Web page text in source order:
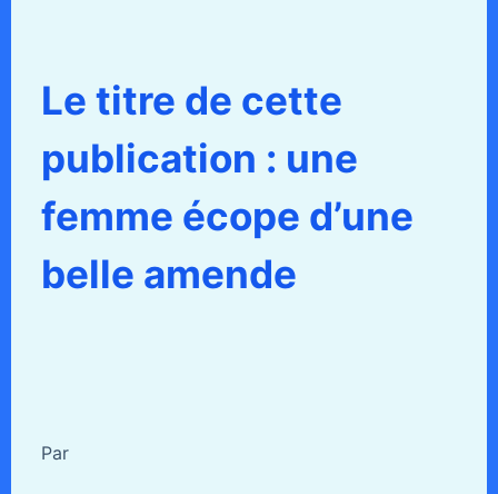
Le titre de cette
publication : une
femme écope d’une
belle amende
Par